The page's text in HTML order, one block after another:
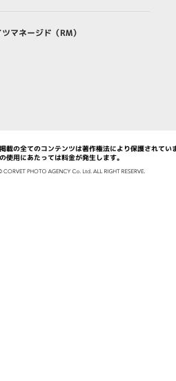
マネージド（RM）
載の全てのコンテンツは著作権法により保護されてい
使用にあたっては料金が発生します。